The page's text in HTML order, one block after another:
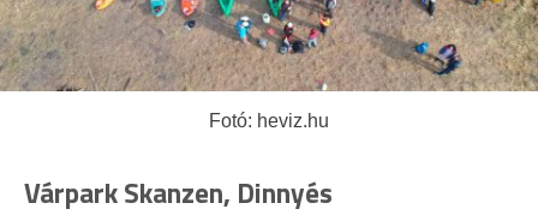
Fotó: heviz.hu
Várpark Skanzen, Dinnyés